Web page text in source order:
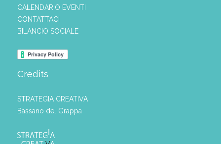
CALENDARIO EVENTI
CONTATTACI
BILANCIO SOCIALE
Credits
STRATEGIA CREATIVA
Bassano del Grappa